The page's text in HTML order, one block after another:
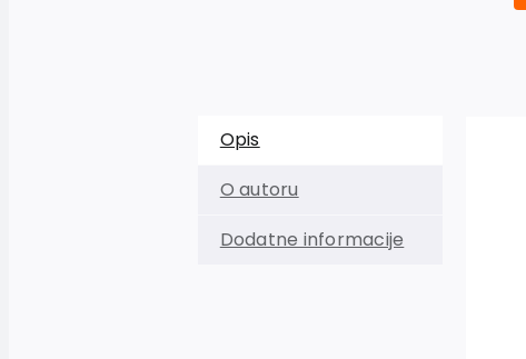
Opis
O autoru
Dodatne informacije